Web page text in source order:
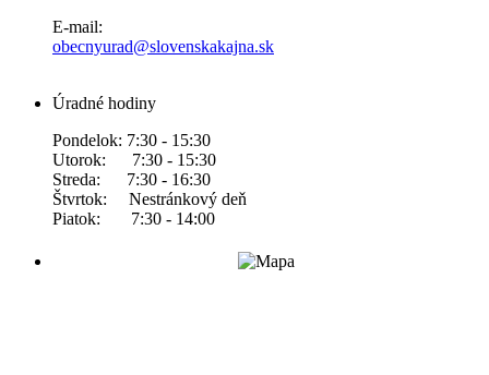
E-mail:
obecnyurad@slovenskakajna.sk
Úradné hodiny
Pondelok: 7:30 - 15:30
Utorok: 7:30 - 15:30
Streda: 7:30 - 16:30
Štvrtok: Nestránkový deň
Piatok: 7:30 - 14:00